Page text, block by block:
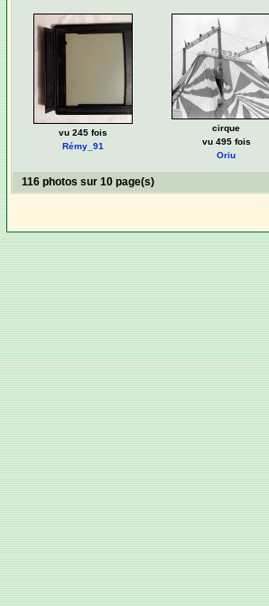
vu 245 fois
Rémy_91
cirque
vu 495 fois
Oriu
116 photos sur 10 page(s)